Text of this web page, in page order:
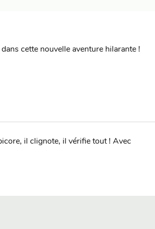
cette nouvelle aventure hilarante !
il clignote, il vérifie tout ! Avec